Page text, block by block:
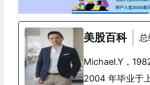
美股百科
Michael.Y，
2004 年毕业于